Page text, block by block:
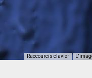
Raccourcis clavier